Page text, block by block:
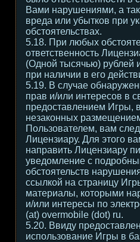
Вами нарушениями, а
вреда или убытков при
обстоятельствах.
5.18. При любых
ответственность
(Одной тысячью) рублей
при наличии в его
5.19. В случае
прав и/или интересов в
предоставлением Игры,
незаконных
Пользователем, вам
Лицензиару. Для этого
направить Лицензиару
уведомление с
обстоятельств
ссылкой на страницу
материалы, которыми
и/или интересы по
(at) overmobile (dot) ru.
5.20. Ввиду
использование Игры в